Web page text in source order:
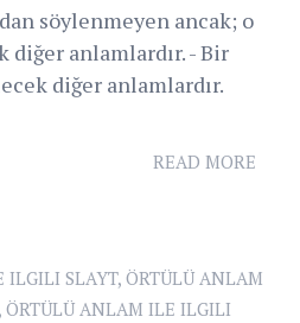
söylenmeyen ancak; o
diğer anlamlardır. - Bir
diğer anlamlardır.
READ MORE
ILGILI SLAYT, ÖRTÜLÜ ANLAM
, ÖRTÜLÜ ANLAM ILE ILGILI